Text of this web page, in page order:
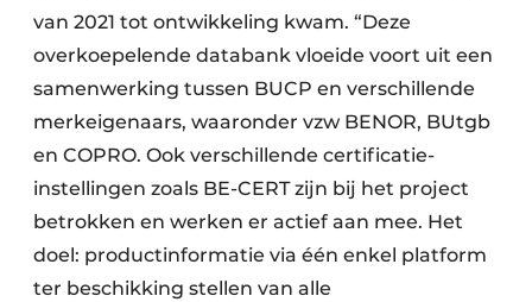
van 2021 tot ontwikkeling kwam. “Deze
overkoepelende databank vloeide voort uit een
samenwerking tussen BUCP en verschillende
merkeigenaars, waaronder vzw BENOR, BUtgb
en COPRO. Ook verschillende certificatie-
instellingen zoals BE-CERT zijn bij het project
betrokken en werken er actief aan mee. Het
doel: productinformatie via één enkel platform
ter beschikking stellen van alle